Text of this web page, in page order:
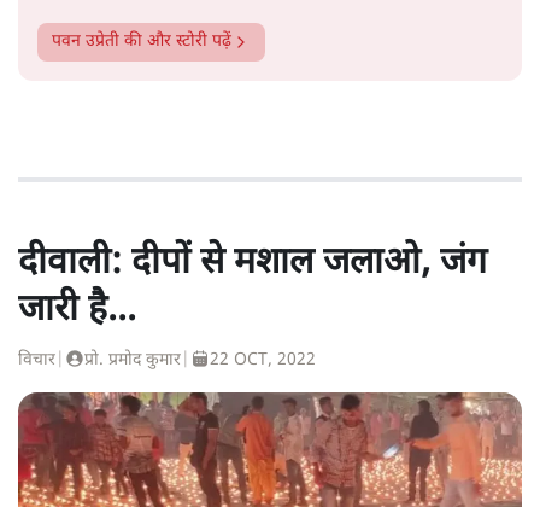
पवन उप्रेती की और स्टोरी पढ़ें
दीवाली: दीपों से मशाल जलाओ, जंग
जारी है...
विचार प्रो. प्रमोद कुमार 22 OCT, 2022